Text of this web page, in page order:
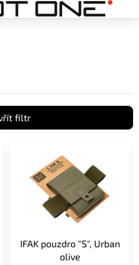
filtr
IFAK pouzdro "S", Urban
olive